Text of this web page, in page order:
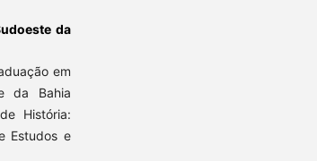
da
em
da Bahia
História:
Estudos e